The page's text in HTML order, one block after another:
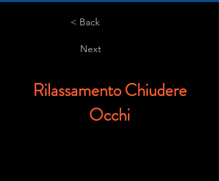
< Back
Next
Rilassamento Chiudere
Occhi